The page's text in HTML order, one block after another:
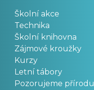
Školní akce
Technika
Školní knihovna
Zájmové kroužky
Kurzy
Letní tábory
Pozorujeme přírodu